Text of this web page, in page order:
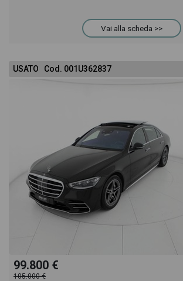
Vai alla scheda >>
USATO Cod. 001U362837
99.800 €
105.000 €